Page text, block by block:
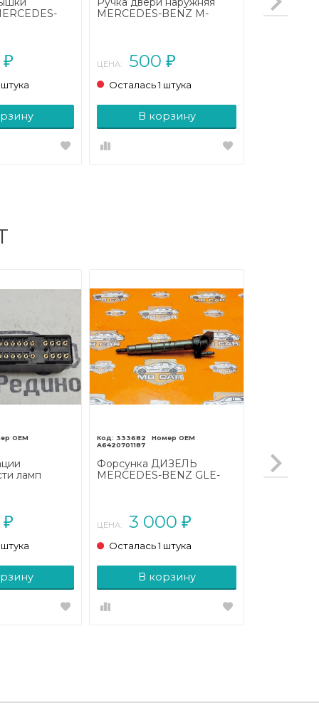
₽
MERCEDES-BENZ M-
ЦЕНА: 500 ₽
Осталась 1 штука
В корзину
ламп
₽
333682
A6420701187
Форсунка ДИЗЕЛЬ
MERCEDES-BENZ GLE-
ЦЕНА: 3 000 ₽
Осталась 1 штука
В корзину